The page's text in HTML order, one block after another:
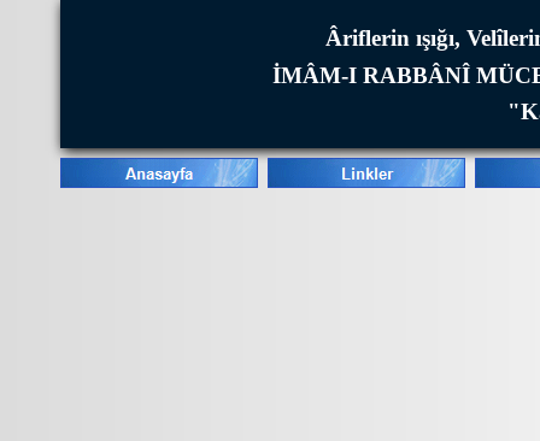
Âriflerin ışığı,
İMÂM-I RABBÂNÎ